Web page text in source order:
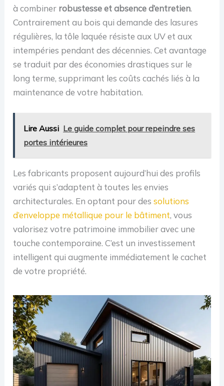
à combiner robustesse et absence d’entretien.
Contrairement au bois qui demande des lasures
régulières, la tôle laquée résiste aux UV et aux
intempéries pendant des décennies. Cet avantage
se traduit par des économies drastiques sur le
long terme, supprimant les coûts cachés liés à la
maintenance de votre habitation.
Lire Aussi Le guide complet pour repeindre ses
portes intérieures
Les fabricants proposent aujourd’hui des profils
variés qui s’adaptent à toutes les envies
architecturales. En optant pour dessolutions
d’enveloppe métallique pour le bâtiment, vous
valorisez votre patrimoine immobilier avec une
touche contemporaine. C’est un investissement
intelligent qui augmente immédiatement le cachet
de votre propriété.